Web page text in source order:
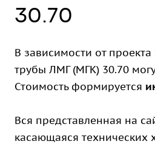
30.70
В зависимости от проекта
трубы ЛМГ (МГК) 30.70
Стоимость формируется
Вся представленная на
касающаяся технических